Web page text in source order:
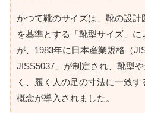
かつて靴のサイズは、靴の設
を基準とする「靴型サイズ」
が、1983年に日本産業規格（
JISS5037」が制定され、靴型
く、履く人の足の寸法に一致
概念が導入されました。